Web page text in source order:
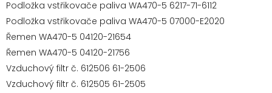
Podložka vstřikovače paliva WA470-5 6217-71-6112
Podložka vstřikovače paliva WA470-5 07000-E2020
Řemen WA470-5 04120-21654
Řemen WA470-5 04120-21756
Vzduchový filtr č. 612506 61-2506
Vzduchový filtr č. 612505 61-2505